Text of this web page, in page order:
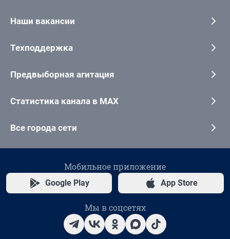
Наши вакансии
Техподдержка
Предвыборная агитация
Статистика канала в MAX
Все города сети
Мобильное приложение
Google Play App Store
Мы в соцсетях